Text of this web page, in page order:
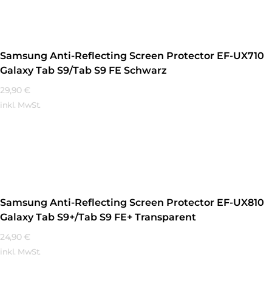
Samsung Anti-Reflecting Screen Protector EF-UX710
Galaxy Tab S9/Tab S9 FE Schwarz
29,90 €
inkl. MwSt.
Samsung Anti-Reflecting Screen Protector EF-UX810
Galaxy Tab S9+/Tab S9 FE+ Transparent
24,90 €
inkl. MwSt.